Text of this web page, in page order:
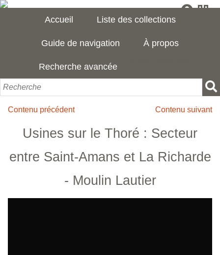
Accueil Liste des collections
Guide de navigation À propos
Recherche avancée
Contenu précédent Contenu suivant
Usines sur le Thoré : Secteur
entre Saint-Amans et La Richarde
- Moulin Lautier